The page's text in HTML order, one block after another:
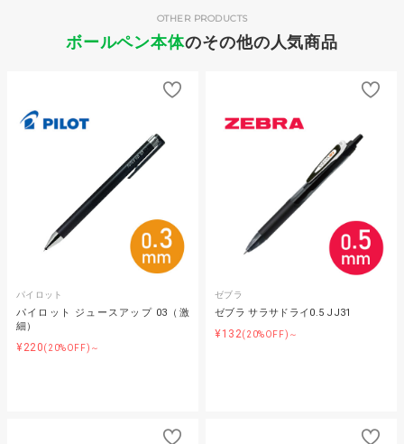
ボールペン本体のその他の人気商品
OTHER PRODUCTS
パイロット
パイロット ジュースアップ 03（激
細）
¥220(20%OFF)～
ゼブラ
ゼブラ サラサドライ0.5 JJ31
¥132(20%OFF)～